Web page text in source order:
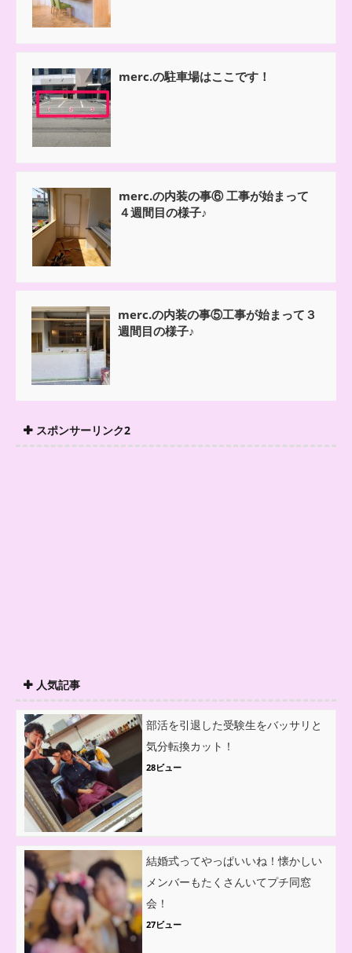
merc.の駐車場はここです！
merc.の内装の事⑥ 工事が始まって
４週間目の様子♪
merc.の内装の事⑤工事が始まって３
週間目の様子♪
スポンサーリンク2
人気記事
部活を引退した受験生をバッサリと
気分転換カット！
28ビュー
結婚式ってやっぱいいね！懐かしい
メンバーもたくさんいてプチ同窓
会！
27ビュー